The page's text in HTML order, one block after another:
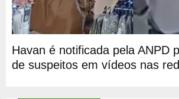
Havan é notificada pela ANPD
de suspeitos em vídeos nas